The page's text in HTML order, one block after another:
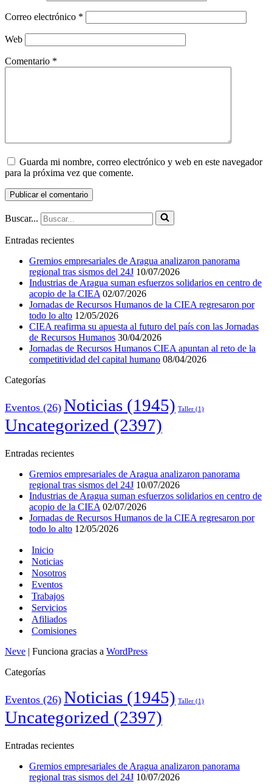
Correo electrónico *
Web
Comentario *
Guarda mi nombre, correo electrónico y web en este navegador
para la próxima vez que comente.
Buscar...
Entradas recientes
Gremios empresariales de Aragua analizaron panorama
regional tras sismos del 24J 10/07/2026
Industrias de Aragua suman esfuerzos solidarios en centro de
acopio de la CIEA 02/07/2026
Jornadas de Recursos Humanos de la CIEA regresaron por
todo lo alto 12/05/2026
CIEA reafirma su apuesta al futuro del país con las Jornadas
de Recursos Humanos 30/04/2026
Jornadas de Recursos Humanos CIEA apuntan al reto de la
competitividad del capital humano 08/04/2026
Categorías
Eventos (26) Noticias (1945) Taller (1)
Uncategorized (2397)
Entradas recientes
Gremios empresariales de Aragua analizaron panorama
regional tras sismos del 24J 10/07/2026
Industrias de Aragua suman esfuerzos solidarios en centro de
acopio de la CIEA 02/07/2026
Jornadas de Recursos Humanos de la CIEA regresaron por
todo lo alto 12/05/2026
Inicio
Noticias
Nosotros
Eventos
Trabajos
Servicios
Afiliados
Comisiones
Neve | Funciona gracias a WordPress
Categorías
Eventos (26) Noticias (1945) Taller (1)
Uncategorized (2397)
Entradas recientes
Gremios empresariales de Aragua analizaron panorama
regional tras sismos del 24J 10/07/2026